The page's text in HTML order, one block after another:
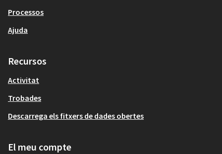
Processos
Ajuda
Recursos
Activitat
Trobades
Descarrega els fitxers de dades obertes
El meu compte